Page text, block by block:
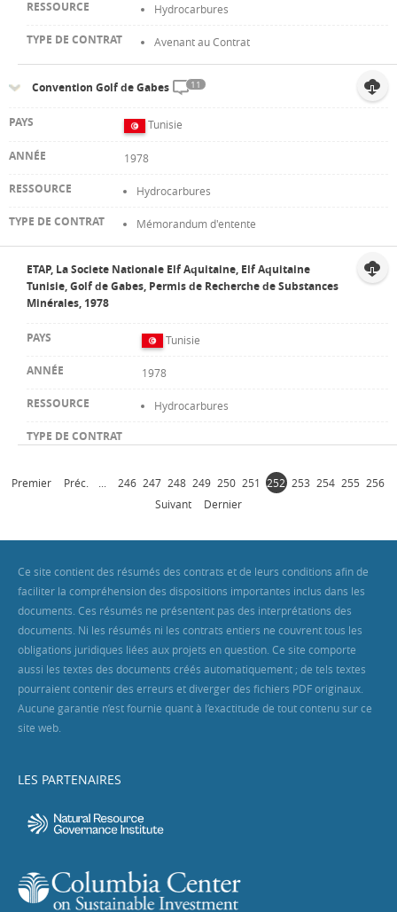
Hydrocarbures
Avenant au Contrat
Convention Golf de Gabes 11
Tunisie
1978
Hydrocarbures
Mémorandum d'entente
ETAP, La Societe Nationale Elf Aquitaine, Elf Aquitaine
Tunisie, Golf de Gabes, Permis de Recherche de Substances
Minérales, 1978
Tunisie
1978
Hydrocarbures
Premier Préc. ... 246 247 248 249 250 251 252 253 254 255 256
Suivant
Dernier
Ce site contient des résumés des contrats et de leurs conditions afin de
faciliter la compréhension des dispositions importantes inclus dans les
documents. Ces résumés ne présentent pas des interprétations des
documents. Ni les résumés ni les contrats entiers ne couvrent tous les
obligations juridiques liées aux projets en question. Ce site comporte
aussi les textes des documents créés automatiquement ; de tels textes
pourraient contenir des erreurs et diverger des fichiers PDF originaux.
Aucune garantie n’est fournie quant à l’exactitude de tout contenu sur ce
site web.
LES PARTENAIRES